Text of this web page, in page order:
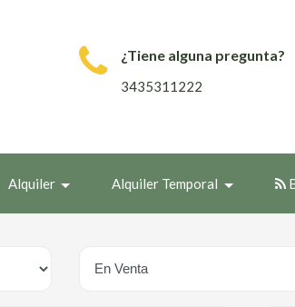
¿Tiene alguna pregunta?
3435311222
Alquiler Alquiler Temporal